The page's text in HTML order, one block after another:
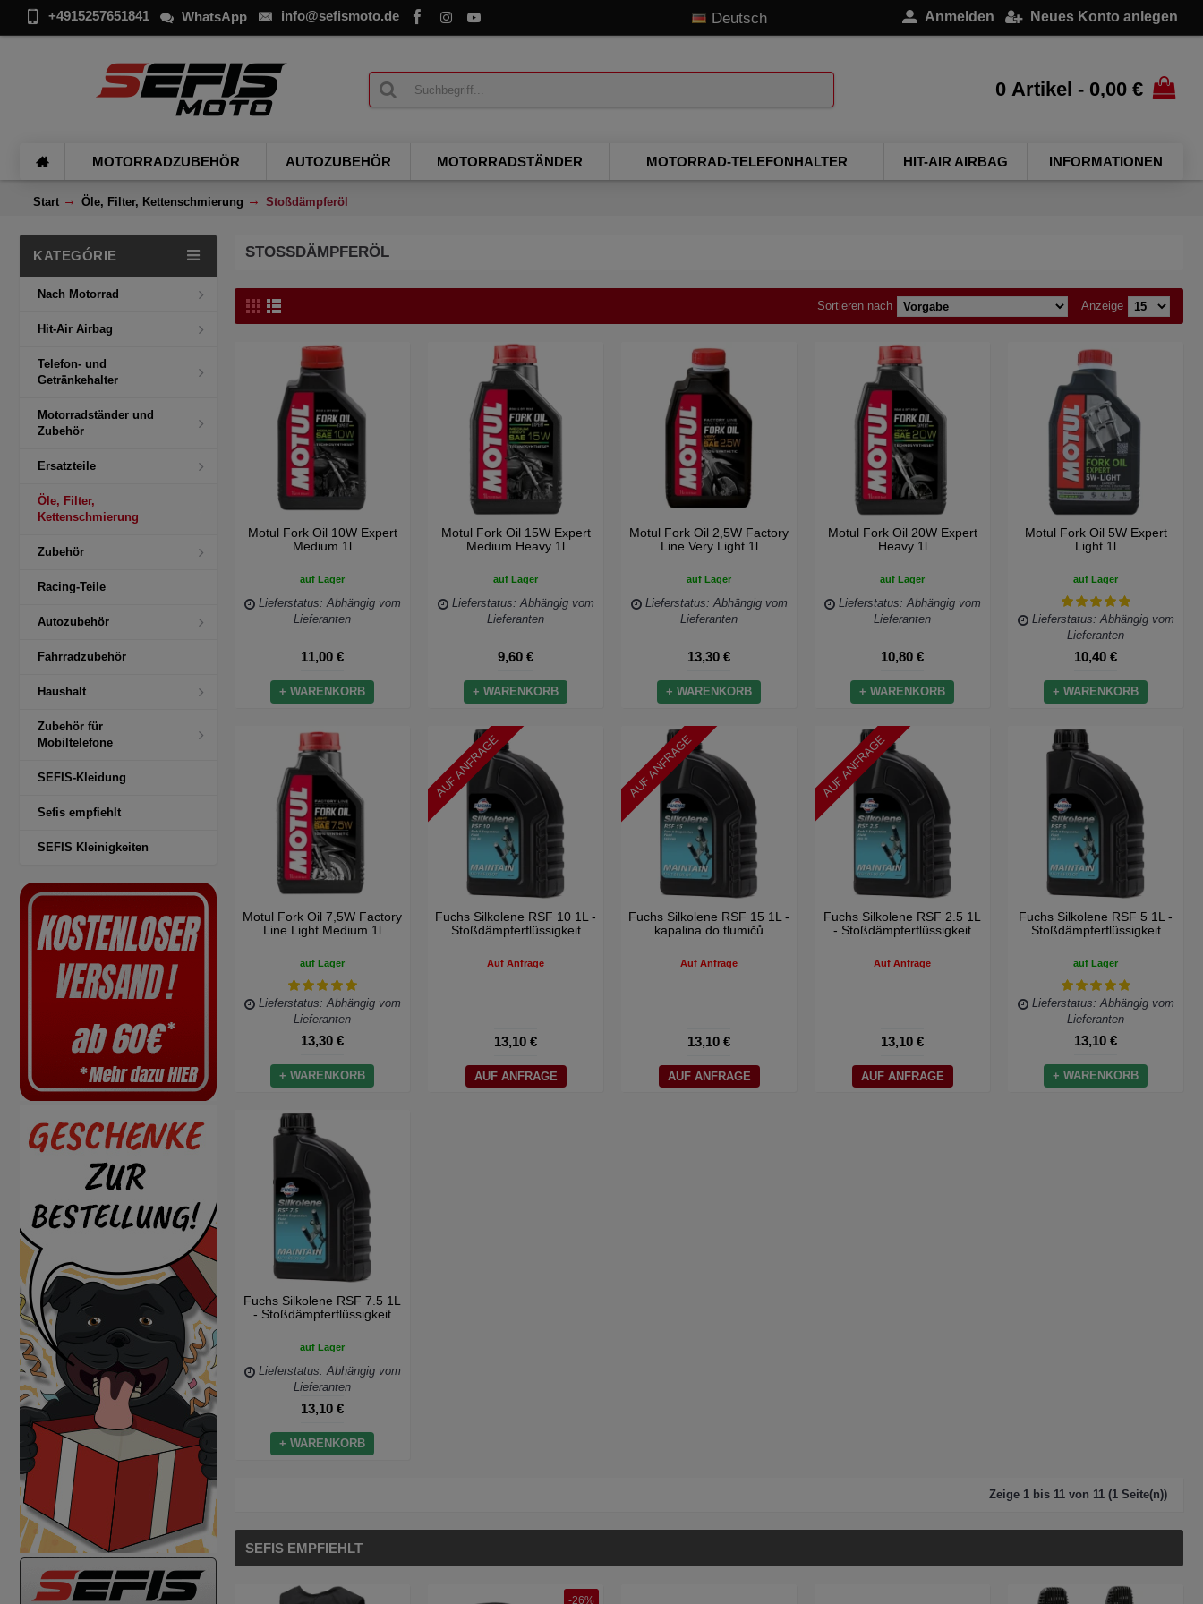
+4915257651841 WhatsApp info@sefismoto.de Deutsch Anmelden Neues Konto anlegen
0 Artikel - 0,00 €
MOTORRADZUBEHÖR AUTOZUBEHÖR MOTORRADSTÄNDER MOTORRAD-TELEFONHALTER HIT-AIR AIRBAG INFORMATIONEN
Start Öle, Filter, Kettenschmierung Stoßdämpferöl
KATEGÓRIE
Nach Motorrad
Hit-Air Airbag
Telefon- und
Getränkehalter
Motorradständer und
Zubehör
Ersatzteile
Öle, Filter,
Kettenschmierung
Zubehör
Racing-Teile
Autozubehör
Fahrradzubehör
Haushalt
Zubehör für
Mobiltelefone
SEFIS-Kleidung
Sefis empfiehlt
SEFIS Kleinigkeiten
STOSSDÄMPFERÖL
Anzeige
Sortieren nach
Motul Fork Oil 10W Expert
Medium 1l
auf Lager
Lieferstatus: Abhängig vom
Lieferanten
11,00 €
+ WARENKORB
Motul Fork Oil 15W Expert
Medium Heavy 1l
auf Lager
Lieferstatus: Abhängig vom
Lieferanten
9,60 €
+ WARENKORB
Motul Fork Oil 2,5W Factory
Line Very Light 1l
auf Lager
Lieferstatus: Abhängig vom
Lieferanten
13,30 €
+ WARENKORB
Motul Fork Oil 20W Expert
Heavy 1l
auf Lager
Lieferstatus: Abhängig vom
Lieferanten
10,80 €
+ WARENKORB
Motul Fork Oil 5W Expert
Light 1l
auf Lager
Lieferstatus: Abhängig vom
Lieferanten
10,40 €
+ WARENKORB
Motul Fork Oil 7,5W Factory
Line Light Medium 1l
auf Lager
Lieferstatus: Abhängig vom
Lieferanten
13,30 €
+ WARENKORB
AUF ANFRAGE
Fuchs Silkolene RSF 10 1L -
Stoßdämpferflüssigkeit
Auf Anfrage
13,10 €
AUF ANFRAGE
AUF ANFRAGE
Fuchs Silkolene RSF 15 1L -
kapalina do tlumičů
Auf Anfrage
13,10 €
AUF ANFRAGE
AUF ANFRAGE
Fuchs Silkolene RSF 2.5 1L
- Stoßdämpferflüssigkeit
Auf Anfrage
13,10 €
AUF ANFRAGE
Fuchs Silkolene RSF 5 1L -
Stoßdämpferflüssigkeit
auf Lager
Lieferstatus: Abhängig vom
Lieferanten
13,10 €
+ WARENKORB
Fuchs Silkolene RSF 7.5 1L
- Stoßdämpferflüssigkeit
auf Lager
Lieferstatus: Abhängig vom
Lieferanten
13,10 €
+ WARENKORB
Zeige 1 bis 11 von 11 (1 Seite(n))
SEFIS EMPFIEHLT